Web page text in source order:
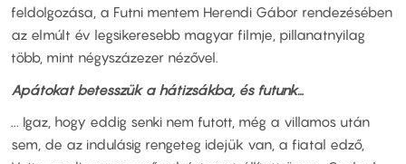
feldolgozása, a Futni mentem Herendi Gábor rendezésében
az elmúlt év legsikeresebb magyar filmje, pillanatnyilag
több, mint négyszázezer nézővel.
Apátokat betesszük a hátizsákba, és futunk…
... Igaz, hogy eddig senki nem futott, még a villamos után
sem, de az indulásig rengeteg idejük van, a fiatal edző,